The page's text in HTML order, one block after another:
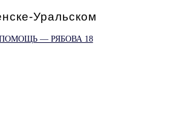
Уральском
— РЯБОВА 18